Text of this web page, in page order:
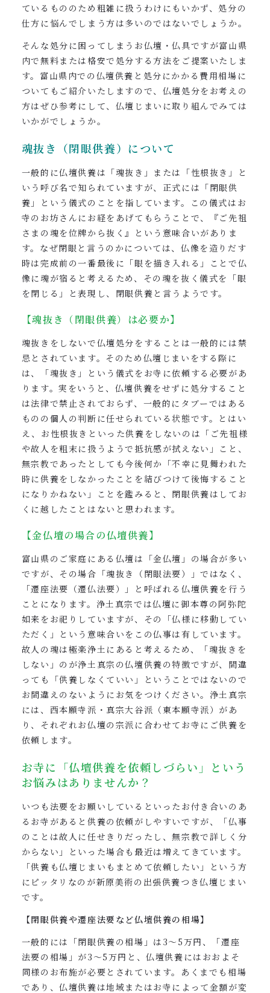
ているもののため粗雑に扱うわけにもいかず、処分の
仕方に悩んでしまう方は多いのではないでしょうか。
そんな処分に困ってしまうお仏壇・仏具ですが富山県
内で無料または格安で処分する方法をご提案いたしま
す。富山県内での仏壇供養と処分にかかる費用相場に
ついてもご紹介いたしますので、仏壇処分をお考えの
方はぜひ参考にして、仏壇じまいに取り組んでみては
いかがでしょうか。
魂抜き（閉眼供養）について
一般的に仏壇供養は「魂抜き」または「性根抜き」と
いう呼び名で知られていますが、正式には「閉眼供
養」という儀式のことを指しています。この儀式はお
寺のお坊さんにお経をあげてもらうことで、『ご先祖
さまの魂を位牌から抜く』という意味合いがありま
す。なぜ閉眼と言うのかについては、仏像を造りだす
時は完成前の一番最後に「眼を描き入れる」ことで仏
像に魂が宿ると考えるため、その魂を抜く儀式を「眼
を閉じる」と表現し、閉眼供養と言うようです。
【魂抜き（閉眼供養）は必要か】
魂抜きをしないで仏壇処分をすることは一般的には禁
忌とされています。そのため仏壇じまいをする際に
は、「魂抜き」という儀式をお寺に依頼する必要があ
ります。実をいうと、仏壇供養をせずに処分すること
は法律で禁止されておらず、一般的にタブーではある
ものの個人の判断に任せられている状態です。とはい
え、お性根抜きといった供養をしないのは「ご先祖様
や故人を粗末に扱うようで抵抗感が拭えない」こと、
無宗教であったとしても今後何か「不幸に見舞われた
時に供養をしなかったことを結びつけて後悔すること
になりかねない」ことを鑑みると、閉眼供養はしてお
くに越したことはないと思われます。
【金仏壇の場合の仏壇供養】
富山県のご家庭にある仏壇は「金仏壇」の場合が多い
ですが、その場合「魂抜き（閉眼法要）」ではなく、
「遷座法要（遷仏法要）」と呼ばれる仏壇供養を行う
ことになります。浄土真宗では仏壇に御本尊の阿弥陀
如来をお祀りしていますが、その「仏様に移動してい
ただく」という意味合いをこの仏事は有しています。
故人の魂は極楽浄土にあると考えるため、「魂抜きを
しない」のが浄土真宗の仏壇供養の特徴ですが、間違
っても「供養しなくていい」ということではないので
お間違えのないようにお気をつけください。浄土真宗
には、西本願寺派・真宗大谷派（東本願寺派）があ
り、それぞれお仏壇の宗派に合わせてお寺にご供養を
依頼します。
お寺に「仏壇供養を依頼しづらい」という
お悩みはありませんか？
いつも法要をお願いしているといったお付き合いのあ
るお寺があると供養の依頼がしやすいですが、「仏事
のことは故人に任せきりだったし、無宗教で詳しく分
からない」といった場合も最近は増えてきています。
「供養も仏壇じまいもまとめて依頼したい」という方
にピッタリなのが新原美術の出張供養つき仏壇じまい
です。
【閉眼供養や遷座法要など仏壇供養の相場】
一般的には「閉眼供養の相場」は3〜5万円、「遷座
法要の相場」が3〜5万円と、仏壇供養にはおおよそ
同様のお布施が必要とされています。あくまでも相場
であり、仏壇供養は地域またはお寺によって金額が変